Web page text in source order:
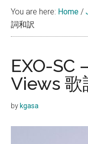
You are here: Home /
詞和訳
EXO-SC
Views 歌
by kgasa